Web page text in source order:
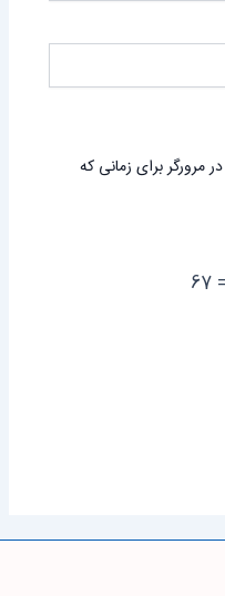
مرورگر برای زمانی که